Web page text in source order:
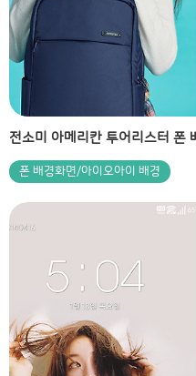
전소미 아메리칸 투어리스터 폰
폰 배경화면/아이오아이 배경